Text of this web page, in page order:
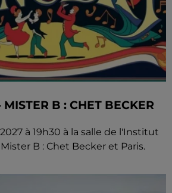
B : CHET BECKER
à 19h30 à la salle de l'Institut
B : Chet Becker et Paris.